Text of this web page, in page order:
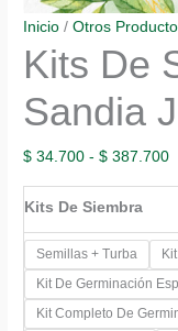
Inicio /Otros
Kits De
Sandia
$ 34.700 - $ 387.700
Kits De Siembra
Semillas + Turba
Kit De Germinación
Kit Completo De